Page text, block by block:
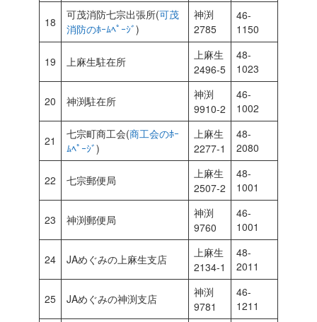
18
可茂消防七宗出張所(可茂
消防のﾎｰﾑﾍﾟｰｼﾞ)
神渕
2785
46-
1150
19 上麻生駐在所
上麻生
2496-5
48-
1023
20 神渕駐在所
神渕
9910-2
46-
1002
21 七宗町商工会(商工会のﾎｰ
ﾑﾍﾟｰｼﾞ)
上麻生
2277-1
48-
2080
22 七宗郵便局
上麻生
2507-2
48-
1001
23 神渕郵便局
神渕
9760
46-
1001
24 JAめぐみの上麻生支店
上麻生
2134-1
48-
2011
25 JAめぐみの神渕支店
神渕
9781
46-
1211